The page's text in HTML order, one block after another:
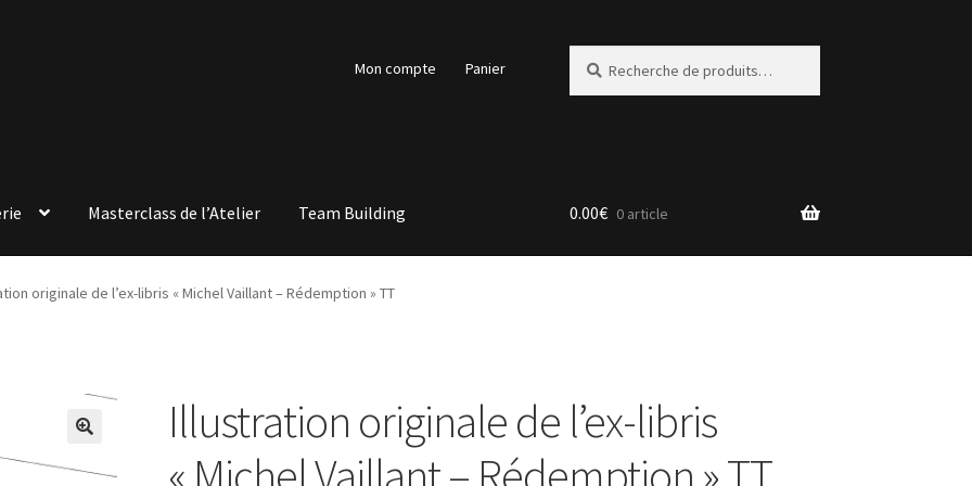
Mon compte Panier
pour :
Masterclass de l’Atelier Team Building 0.00€ 0 article
originale de l’ex-libris « Michel Vaillant – Rédemption » TT
Illustration originale de l’ex-libris